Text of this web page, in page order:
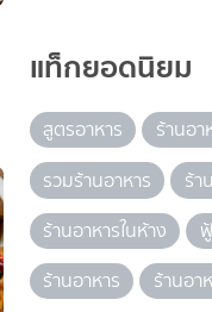
แท็กยอดนิยม
สูตรอาหาร
ร้านอา
รวมร้านอาหาร
ร้า
ร้านอาหารในห้าง
ร้านอาหาร
ร้านอา